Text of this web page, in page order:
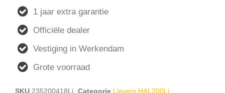
1 jaar extra garantie
Officiële dealer
Vestiging in Werkendam
Grote voorraad
SKU 235200418Li Categorie Lievers HAL200Li